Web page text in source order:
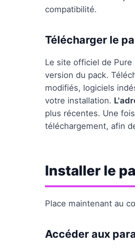
compatibilité.
Télécharger le
Le site officiel de
version du pack.
modifiés, logiciels
votre installation.
plus récentes. Une
téléchargement, afin
Installer le
Place maintenant au
Accéder aux